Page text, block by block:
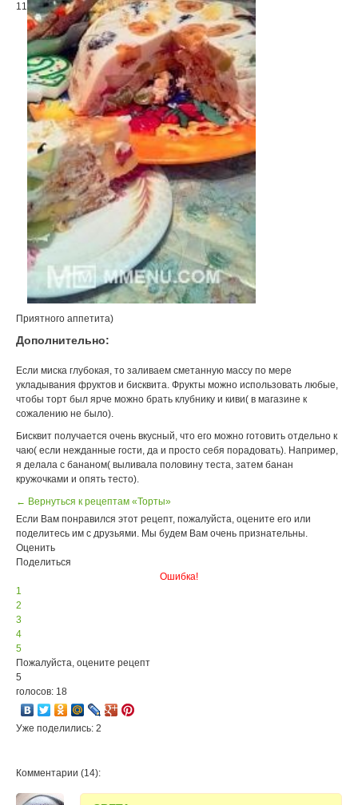
11
Приятного аппетита)
Дополнительно:
Если миска глубокая, то заливаем сметанную массу по мере
укладывания фруктов и бисквита. Фрукты можно использовать любые,
чтобы торт был ярче можно брать клубнику и киви( в магазине к
сожалению не было).
Бисквит получается очень вкусный, что его можно готовить отдельно к
чаю( если нежданные гости, да и просто себя порадовать). Например,
я делала с бананом( выливала половину теста, затем банан
кружочками и опять тесто).
← Вернуться к рецептам «Торты»
Если Вам понравился этот рецепт, пожалуйста, оцените его или
поделитесь им с друзьями. Мы будем Вам очень признательны.
Оценить
Поделиться
Ошибка!
1
2
3
4
5
Пожалуйста, оцените рецепт
5
голосов: 18
Уже поделились: 2
Комментарии (14):